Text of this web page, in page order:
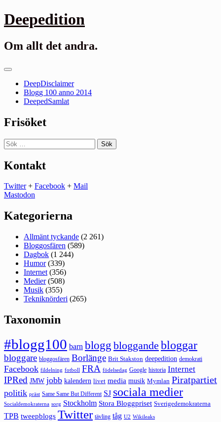
Gå
till
Deepedition
Om allt det andra.
Primär
DeepDisclaimer
Blogg 100 anno 2014
DeepedSamlat
Frisöket
Sök
efter:
Kontakt
Twitter+ Facebook + Mail
Mastodon
Kategorierna
Allmänt tyckande (2 261)
Bloggosfären (589)
Dagbok (1 244)
Humor(339)
Internet (356)
Medier(508)
Musik (355)
Tekniknörderi (265)
Taxonomin
#blogg100 barn blogg bloggande bloggar
bloggare bloggosfären Borlänge Brit Stakston deepedition demokrati
Facebook fildelning fotboll FRA födelsedag Google historia Internet
IPRed JMW jobb kalendern livet media musik Mymlan Piratpartiet
politik präst Same Same But Different SJ sociala medier
Socialdemokraterna sorg Stockholm Stora Bloggpriset Sverigedemokraterna
TPB tweepblogs Twitter tävling tåg U2 Wikileaks